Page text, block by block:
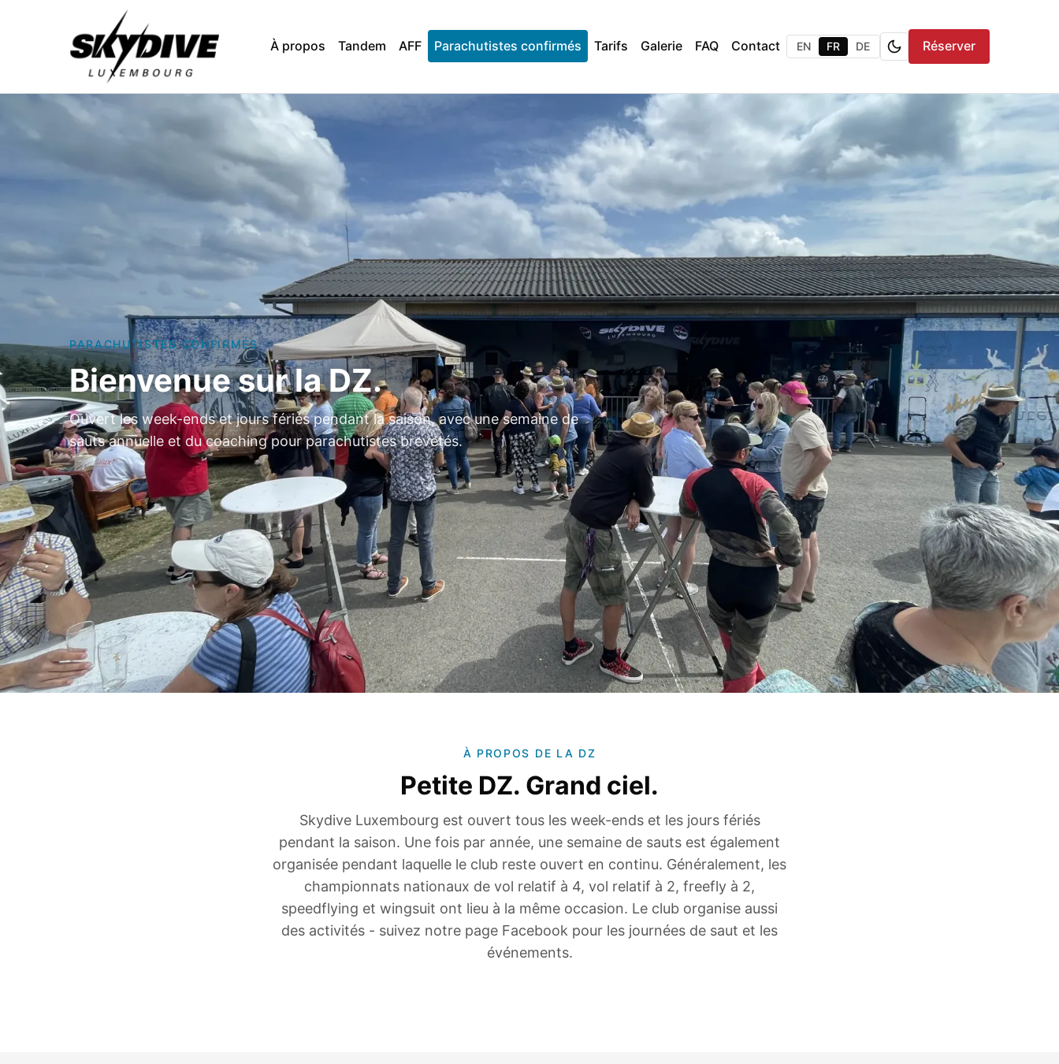
À propos Tandem AFF Parachutistes confirmés Tarifs Galerie FAQ Contact EN FR DE Réserver
PARACHUTISTES CONFIRMÉS
Bienvenue sur la DZ.
Ouvert les week-ends et jours fériés pendant la saison, avec une semaine de
sauts annuelle et du coaching pour parachutistes brevetés.
À PROPOS DE LA DZ
Petite DZ. Grand ciel.
Skydive Luxembourg est ouvert tous les week-ends et les jours fériés
pendant la saison. Une fois par année, une semaine de sauts est également
organisée pendant laquelle le club reste ouvert en continu. Généralement, les
championnats nationaux de vol relatif à 4, vol relatif à 2, freefly à 2,
speedflying et wingsuit ont lieu à la même occasion. Le club organise aussi
des activités - suivez notre page Facebook pour les journées de saut et les
événements.